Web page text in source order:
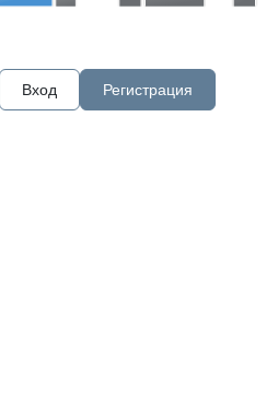
Вход Регистрация